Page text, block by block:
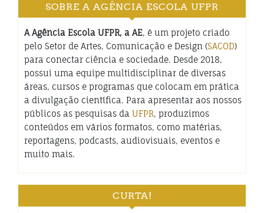
SOBRE A AGÊNCIA ESCOLA UFPR
A Agência Escola UFPR, a AE, é um projeto criado
pelo Setor de Artes, Comunicação e Design (SACOD)
para conectar ciência e sociedade. Desde 2018,
possui uma equipe multidisciplinar de diversas
áreas, cursos e programas que colocam em prática
a divulgação científica. Para apresentar aos nossos
públicos as pesquisas da UFPR, produzimos
conteúdos em vários formatos, como matérias,
reportagens, podcasts, audiovisuais, eventos e
muito mais.
CURTA!